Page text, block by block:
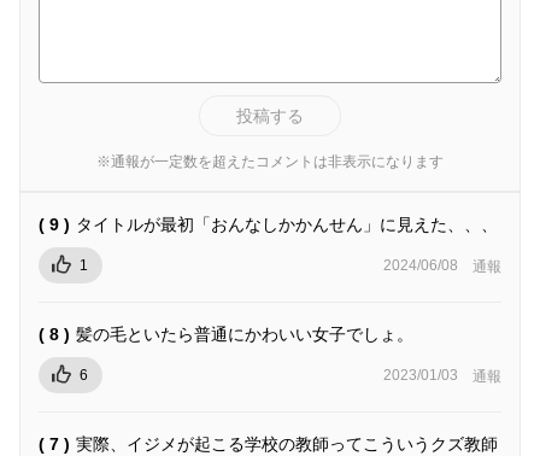
投稿する
※通報が一定数を超えたコメントは非表示になります
( 9 ) タイトルが最初「おんなしかかんせん」に見えた、、、
1 2024/06/08 通報
( 8 ) 髪の毛といたら普通にかわいい女子でしょ。
6 2023/01/03 通報
( 7 ) 実際、イジメが起こる学校の教師ってこういうクズ教師